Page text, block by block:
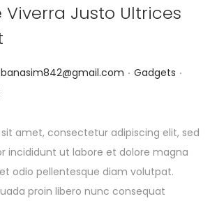
Justo Ultrices
. Posted in
Gadgets .
amet, consectetur adipiscing elit, sed
incididunt ut labore et dolore magna
odio pellentesque diam volutpat.
proin libero nunc consequat